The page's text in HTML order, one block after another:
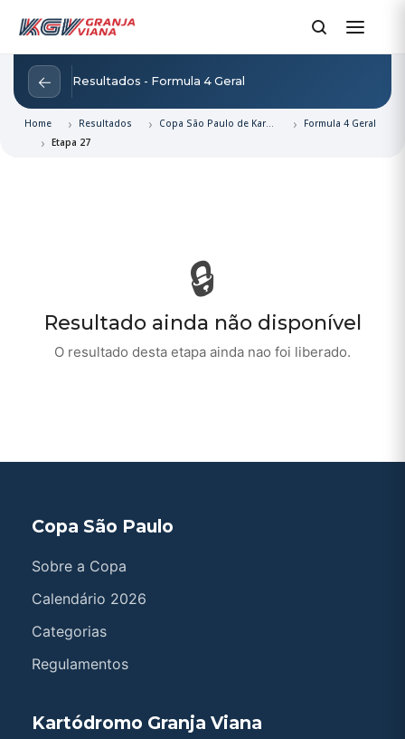
← Resultados - Formula 4 Geral
Home Resultados Copa São Paulo de Kart e Rotax 2026
Formula 4 Geral
Etapa 27
🔒
Resultado ainda não disponível
O resultado desta etapa ainda nao foi liberado.
Copa São Paulo
Sobre a Copa
Calendário 2026
Categorias
Regulamentos
Kartódromo Granja Viana